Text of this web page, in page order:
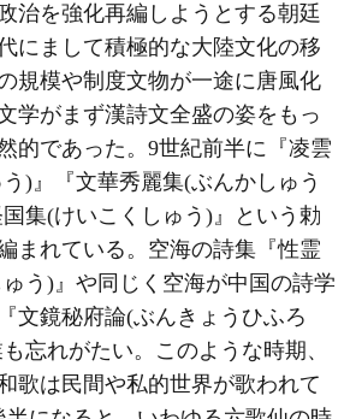
治を強化再編しようとする朝廷
にまして積極的な大陸文化の移
規模や制度文物が一途に唐風化
学がまず漢詩文全盛の姿をもっ
的であった。9世紀前半に『凌雲
)』『文華秀麗集(ぶんかしゅう
集(けいこくしゅう)』という勅
まれている。空海の詩集『性霊
う)』や同じく空海が中国の詩学
文鏡秘府論(ぶんきょうひふろ
忘れがたい。このような時期、
歌は民間や私的世界が歌われて